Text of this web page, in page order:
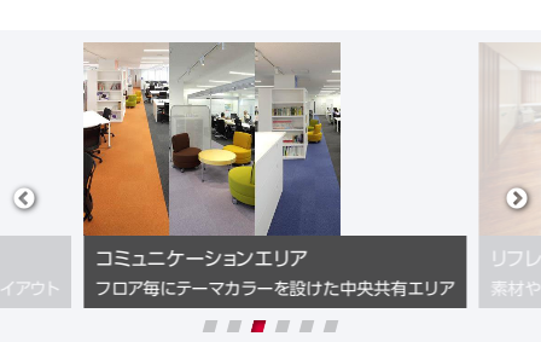
アウト
コミュニケーションエリア
フロア毎にテーマカラーを設けた中央共有エリア
リフ
素材